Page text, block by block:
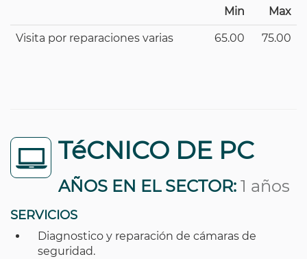
Min Max
Visita por reparaciones varias 65.00 75.00
TéCNICO DE PC
AÑOS EN EL SECTOR: 1 años
SERVICIOS
Diagnostico y reparación de cámaras de
seguridad.